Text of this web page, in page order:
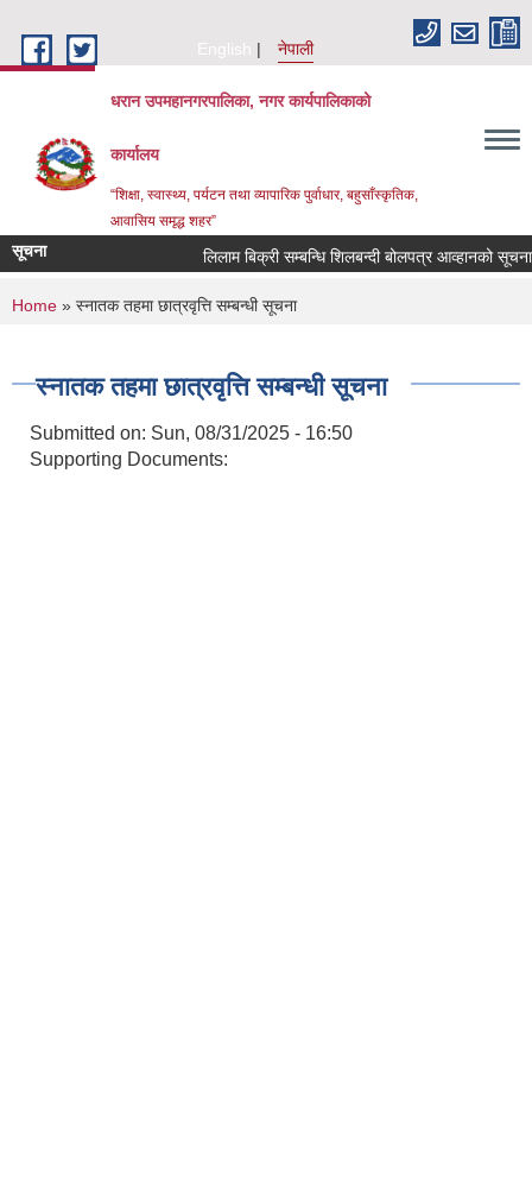
English
नेपाली
धरान उपमहानगरपालिका, नगर कार्यपालिकाको
कार्यालय
“शिक्षा, स्वास्थ्य, पर्यटन तथा व्यापारिक पुर्वाधार, बहुसाँस्कृतिक,
आवासिय समृद्ध शहर”
सूचना लिलाम बिक्री सम्बन्धि शिलबन्दी बोलपत्र आव्हानको
You are here
Home » स्नातक तहमा छात्रवृत्ति सम्बन्धी सूचना
स्नातक तहमा छात्रवृत्ति सम्बन्धी सूचना
Submitted on: Sun, 08/31/2025 - 16:50
Supporting Documents: